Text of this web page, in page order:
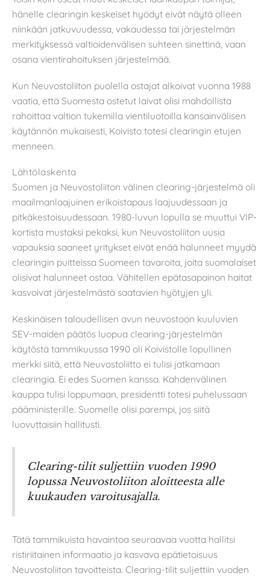
hänelle clearingin keskeiset hyödyt eivät näytä olleen
niinkään jatkuvuudessa, vakaudessa tai järjestelmän
merkityksessä valtioidenvälisen suhteen sinettinä, vaan
osana vientirahoituksen järjestelmää.
Kun Neuvostoliiton puolella ostajat alkoivat vuonna 1988
vaatia, että Suomesta ostetut laivat olisi mahdollista
rahoittaa valtion tukemilla vientiluotoilla kansainvälisen
käytännön mukaisesti, Koivisto totesi clearingin etujen
menneen.
Lähtölaskenta
Suomen ja Neuvostoliiton välinen clearing-järjestelmä oli
maailmanlaajuinen erikoistapaus laajuudessaan ja
pitkäkestoisuudessaan. 1980-luvun lopulla se muuttui VIP-
kortista mustaksi pekaksi, kun Neuvostoliiton uusia
vapauksia saaneet yritykset eivät enää halunneet myydä
clearingin puitteissa Suomeen tavaroita, joita suomalaiset
olisivat halunneet ostaa. Vähitellen epätasapainon haitat
kasvoivat järjestelmästä saatavien hyötyjen yli.
Keskinäisen taloudellisen avun neuvostoon kuuluvien
SEV-maiden päätös luopua clearing-järjestelmän
käytöstä tammikuussa 1990 oli Koivistolle lopullinen
merkki siitä, että Neuvostoliitto ei tulisi jatkamaan
clearingia. Ei edes Suomen kanssa. Kahdenvälinen
kauppa tulisi loppumaan, presidentti totesi puhelussaan
pääministerille. Suomelle olisi parempi, jos siitä
luovuttaisiin hallitusti.
Clearing-tilit suljettiin vuoden 1990
lopussa Neuvostoliiton aloitteesta alle
kuukauden varoitusajalla.
Tätä tammikuista havaintoa seuraavaa vuotta hallitsi
ristiriitainen informaatio ja kasvava epätietoisuus
Neuvostoliiton tavoitteista. Clearing-tilit suljettiin vuoden